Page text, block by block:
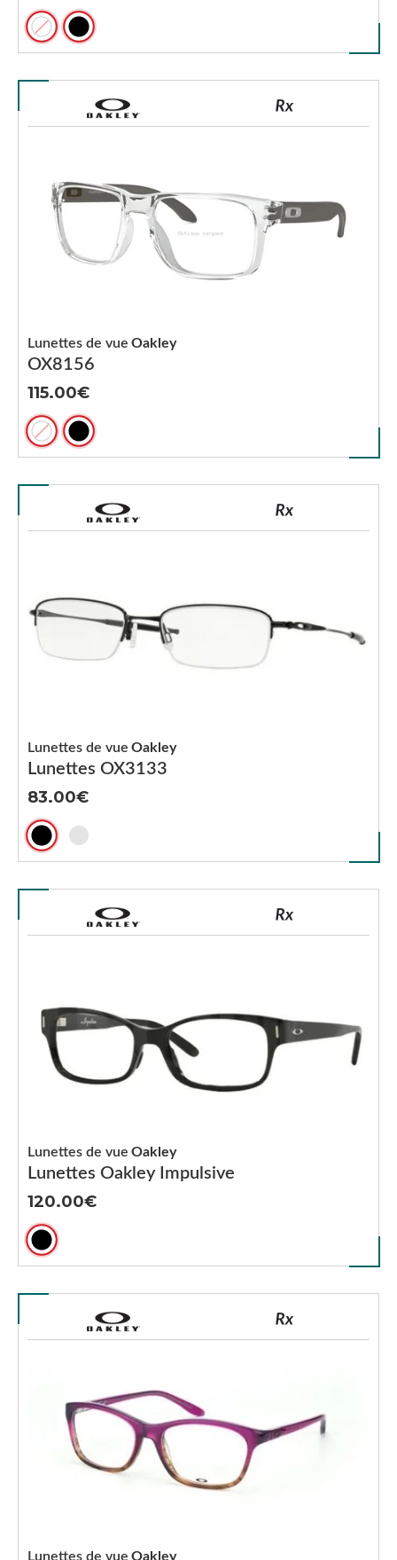
OX8156
Lunettes de vue Oakley
115.00
Lunettes OX3133
Lunettes de vue Oakley
83.00
Lunettes Oakley Impulsive
Lunettes de vue Oakley
120.00
Lunettes de vue Oakley